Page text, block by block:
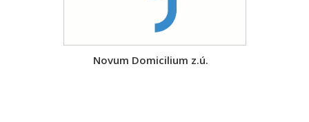
Novum Domicilium z.ú.